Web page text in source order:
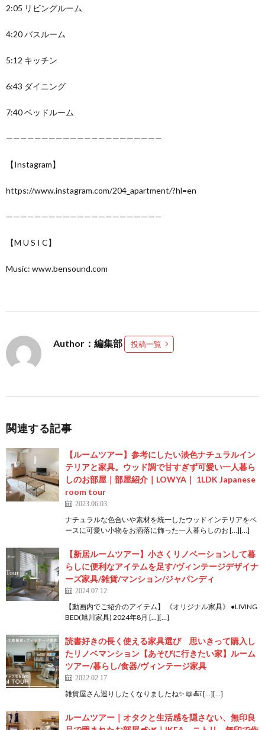
2:05 リビングルーム
4:20 バスルーム
5:12 キッチン
6:43 ダイニング
7:40 ベッドルーム
——————————————————————
【Instagram】
https://www.instagram.com/204_apartment/?hl=en
——————————————————————
【M U S I C】
Music: www.bensound.com
Author：編集部 投稿一覧
関連する記事
【ルームツアー】参考にしたい淡色ナチュラルイン
テリアと家具。ウッド調で甘すぎず可愛い一人暮ら
しのお部屋｜部屋紹介｜LOWYA｜ 1LDK Japanese
room tour
2023.06.03
ナチュラルな色合いや素材を統一したウッドインテリアをベ
ースに可愛い小物をお洒落に飾った一人暮らしのお […][…]
【新居ルームツアー】小さくリノベーションして暮
らしに便利なアイテムを足す/ヴィンテージデザイナ
ーズ家具/雑貨/マンション/ジャパンディ
2024.07.12
【動画内でご紹介のアイテム】 《オリジナル家具》 ●LIVING
BED(旭川家具) 2024年8月 […][…]
読書好きの長く使える家具選び 思いきって購入し
たリノベマンション【あそびに行きたい家】ルーム
ツアー/暮らし/食器/ヴィンテージ家具
2022.02.17
雑貨屋さん巡りしたくなりましたね✨ 📖🍝ἳ […][…]
ルームツアー｜オタクと生活感を隠さない、無印良